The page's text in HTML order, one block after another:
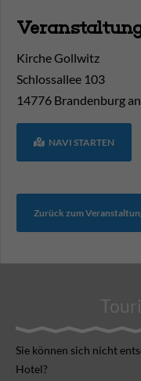
Kirche Gollwitz
Schlossallee 103
14776 Brandenburg
NAVI STARTEN
Zurück zum
Sie können sich nicht
Hotel?